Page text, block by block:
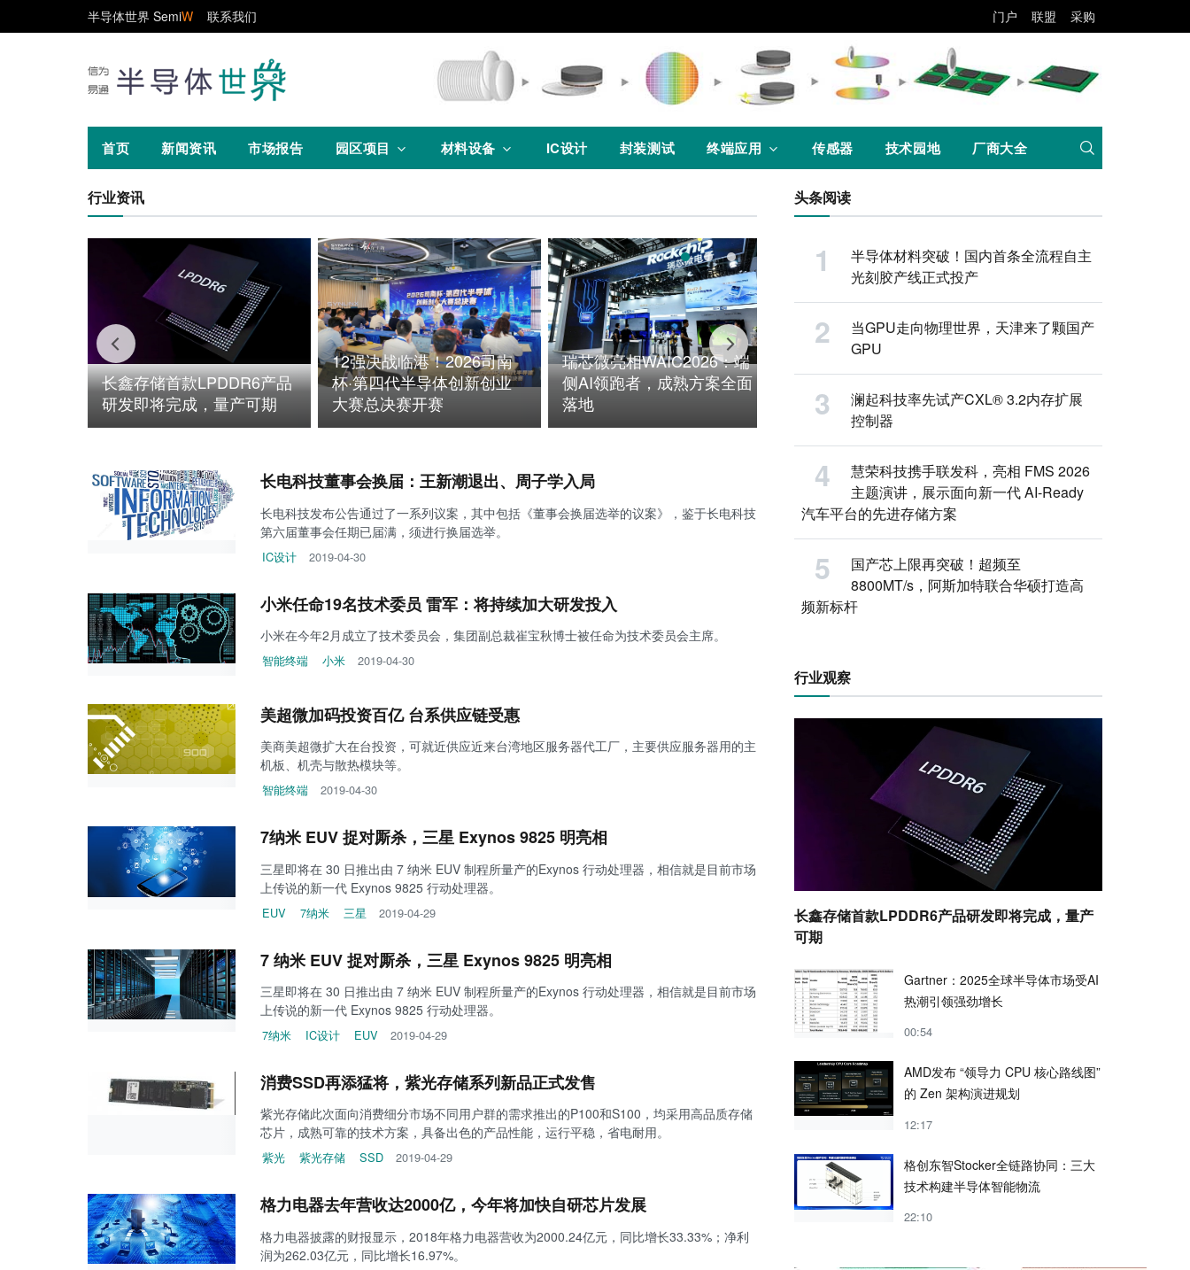
半导体世界 SemiW 联系我们 门户 联盟 采购
首页 新闻资讯 市场报告 园区项目 材料设备 IC设计 封装测试 终端应用 传感器 技术园地 厂商大全
行业资讯
长鑫存储首款LPDDR6产品
研发即将完成，量产可期
12强决战临港！2026司南
杯·第四代半导体创新创业
大赛总决赛开赛
瑞芯微亮相WAIC2026：端
侧AI领跑者，成熟方案全面
落地
长电科技董事会换届：王新潮退出、周子学入局
长电科技发布公告通过了一系列议案，其中包括《董事会换届选举的议案》，鉴于长电科技
第六届董事会任期已届满，须进行换届选举。
IC设计 2019-04-30
小米任命19名技术委员 雷军：将持续加大研发投入
小米在今年2月成立了技术委员会，集团副总裁崔宝秋博士被任命为技术委员会主席。
智能终端 小米 2019-04-30
美超微加码投资百亿 台系供应链受惠
美商美超微扩大在台投资，可就近供应近来台湾地区服务器代工厂，主要供应服务器用的主
机板、机壳与散热模块等。
智能终端 2019-04-30
7纳米 EUV 捉对厮杀，三星 Exynos 9825 明亮相
三星即将在 30 日推出由 7 纳米 EUV 制程所量产的Exynos 行动处理器，相信就是目前市场
上传说的新一代 Exynos 9825 行动处理器。
EUV 7纳米 三星 2019-04-29
7 纳米 EUV 捉对厮杀，三星 Exynos 9825 明亮相
三星即将在 30 日推出由 7 纳米 EUV 制程所量产的Exynos 行动处理器，相信就是目前市场
上传说的新一代 Exynos 9825 行动处理器。
7纳米 IC设计 EUV 2019-04-29
消费SSD再添猛将，紫光存储系列新品正式发售
紫光存储此次面向消费细分市场不同用户群的需求推出的P100和S100，均采用高品质存储
芯片，成熟可靠的技术方案，具备出色的产品性能，运行平稳，省电耐用。
紫光 紫光存储 SSD 2019-04-29
格力电器去年营收达2000亿，今年将加快自研芯片发展
格力电器披露的财报显示，2018年格力电器营收为2000.24亿元，同比增长33.33%；净利
润为262.03亿元，同比增长16.97%。
头条阅读
半导体材料突破！国内首条全流程自主
光刻胶产线正式投产
当GPU走向物理世界，天津来了颗国产
GPU
澜起科技率先试产CXL® 3.2内存扩展
控制器
慧荣科技携手联发科，亮相 FMS 2026
主题演讲，展示面向新一代 AI-Ready
汽车平台的先进存储方案
国产芯上限再突破！超频至
8800MT/s，阿斯加特联合华硕打造高
频新标杆
行业观察
长鑫存储首款LPDDR6产品研发即将完成，量产
可期
Gartner：2025全球半导体市场受AI
热潮引领强劲增长
00:54
AMD发布 “领导力 CPU 核心路线图”
的 Zen 架构演进规划
12:17
格创东智Stocker全链路协同：三大
技术构建半导体智能物流
22:10